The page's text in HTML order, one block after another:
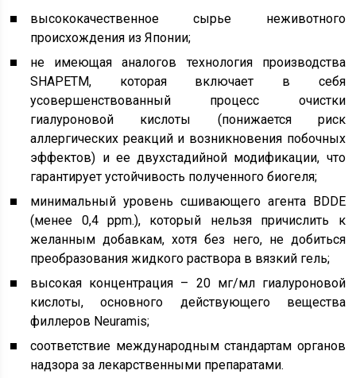
высококачественное сырье неживотного
происхождения из Японии;
не имеющая аналогов технология производства
SHAPETM, которая включает в себя
усовершенствованный процесс очистки
гиалуроновой кислоты (понижается риск
аллергических реакций и возникновения побочных
эффектов) и ее двухстадийной модификации, что
гарантирует устойчивость полученного биогеля;
минимальный уровень сшивающего агента BDDE
(менее 0,4 ppm.), который нельзя причислить к
желанным добавкам, хотя без него, не добиться
преобразования жидкого раствора в вязкий гель;
высокая концентрация – 20 мг/мл гиалуроновой
кислоты, основного действующего вещества
филлеров Neuramis;
соответствие международным стандартам органов
надзора за лекарственными препаратами.